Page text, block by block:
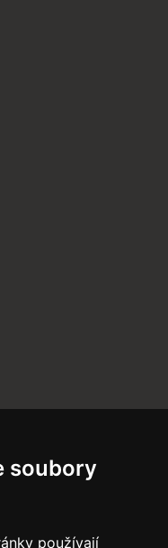
soubory
používají
víno přímo ve